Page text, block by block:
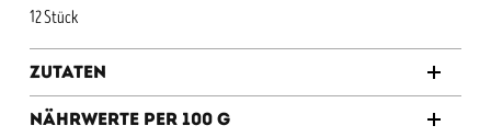
KARRIERE
12 Stück
Zutaten
Nährwerte per 100 g